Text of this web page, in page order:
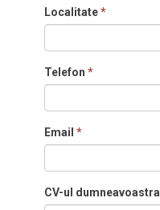
Localitate*
Telefon *
Email *
CV-ul dumneavoastra